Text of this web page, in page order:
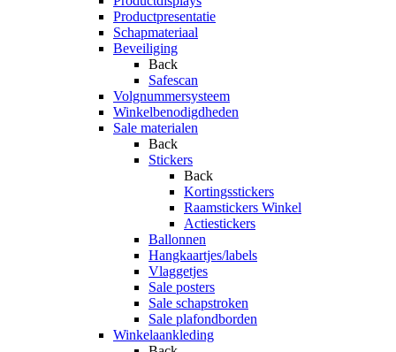
Productpresentatie
Schapmateriaal
Beveiliging
Back
Safescan
Volgnummersysteem
Winkelbenodigdheden
Sale materialen
Back
Stickers
Back
Kortingsstickers
Raamstickers Winkel
Actiestickers
Ballonnen
Hangkaartjes/labels
Vlaggetjes
Sale posters
Sale schapstroken
Sale plafondborden
Winkelaankleding